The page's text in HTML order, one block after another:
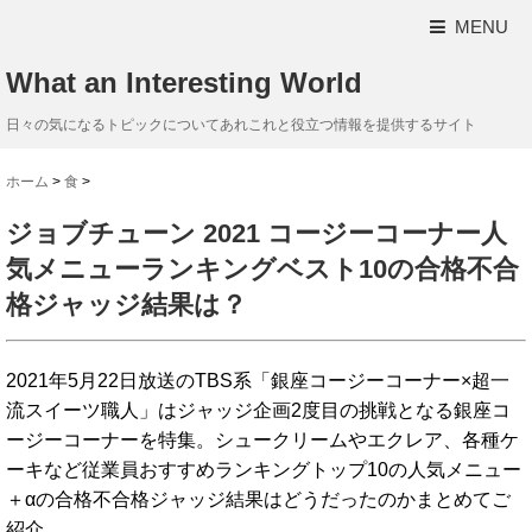
MENU
What an Interesting World
日々の気になるトピックについてあれこれと役立つ情報を提供するサイト
ホーム > 食 >
ジョブチューン 2021 コージーコーナー人
気メニューランキングベスト10の合格不合
格ジャッジ結果は？
2021年5月22日放送のTBS系「銀座コージーコーナー×超一
流スイーツ職人」はジャッジ企画2度目の挑戦となる銀座コ
ージーコーナーを特集。シュークリームやエクレア、各種ケ
ーキなど従業員おすすめランキングトップ10の人気メニュー
＋αの合格不合格ジャッジ結果はどうだったのかまとめてご